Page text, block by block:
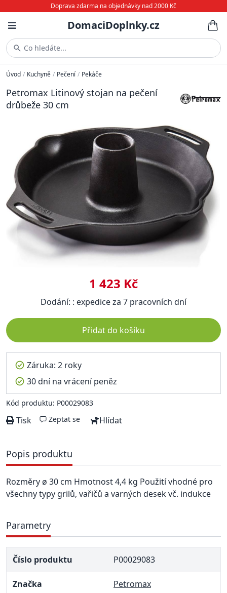
Doprava zdarma na objednávky nad 2000 Kč
DomaciDoplnky.cz
Co hledáte...
Úvod / Kuchyně / Pečení / Pekáče
Petromax Litinový stojan na pečení
drůbeže 30 cm
1 423 Kč
Dodání: : expedice za 7 pracovních dní
Přidat do košíku
Záruka: 2 roky
30 dní na vrácení peněz
Kód produktu: P00029083
Tisk Zeptat se Hlídat
Popis produktu
Rozměry ø 30 cm Hmotnost 4,4 kg Použití vhodné pro
všechny typy grilů, vařičů a varných desek vč. indukce
Parametry
Číslo produktu P00029083
Značka Petromax